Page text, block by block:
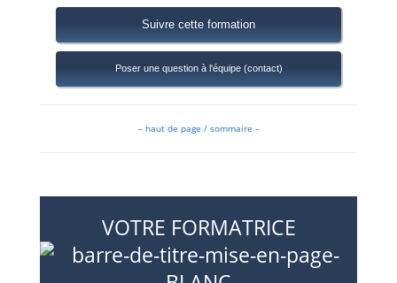
Suivre cette formation
Poser une question à l'équipe (contact)
– haut de page / sommaire –
VOTRE FORMATRICE